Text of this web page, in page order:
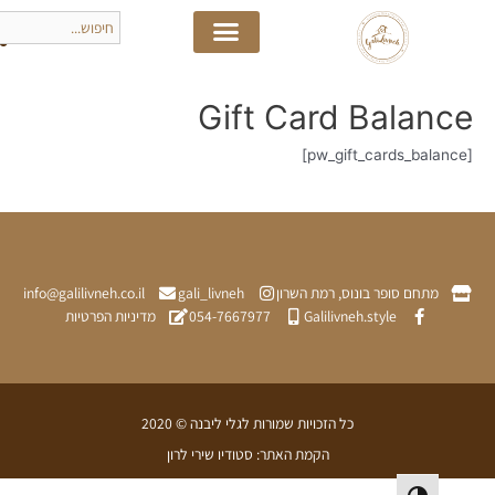
Gift Card
מתחם סופר בונוס, רמת השרון gali_livneh
info@galilivneh.co.il
Galilivneh.style
054-7667977 מדיניות הפרטיות
כל הזכויות שמורות לגלי ליבנה © 2020
הקמת האתר: סטודיו שירי לרון